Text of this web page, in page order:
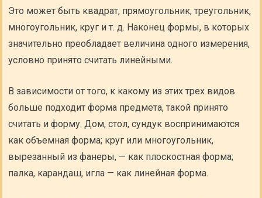
Это может быть квадрат, прямоугольник, треугольник,
многоугольник, круг и т. д. Наконец формы, в которых
значительно преобладает величина одного измерения,
условно принято считать линейными.
В зависимости от того, к какому из этих трех видов
больше подходит форма предмета, такой принято
считать и форму. Дом, стол, сундук воспринимаются
как объемная форма; круг или многоугольник,
вырезанный из фанеры, — как плоскостная форма;
палка, карандаш, игла — как линейная форма.